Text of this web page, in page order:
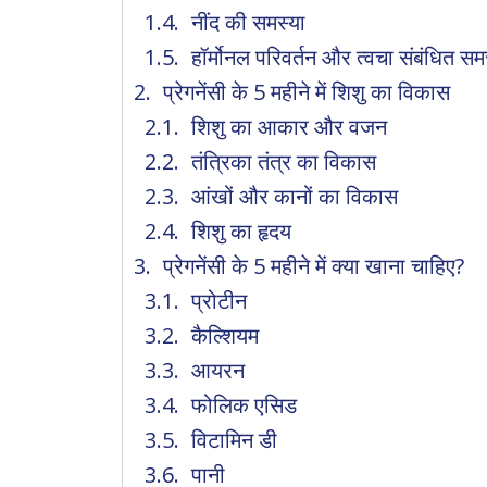
नींद की समस्या
हॉर्मोनल परिवर्तन और त्वचा संबंधित
प्रेगनेंसी के 5 महीने में शिशु का विकास
शिशु का आकार और वजन
तंत्रिका तंत्र का विकास
आंखों और कानों का विकास
शिशु का हृदय
प्रेगनेंसी के 5 महीने में क्या खाना चाहिए?
प्रोटीन
कैल्शियम
आयरन
फोलिक एसिड
विटामिन डी
पानी